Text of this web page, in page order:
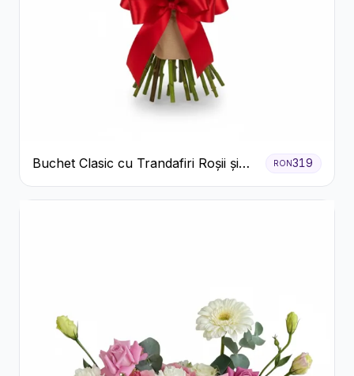
Buchet Clasic cu Trandafiri Roșii și
Gypsophila
RON319